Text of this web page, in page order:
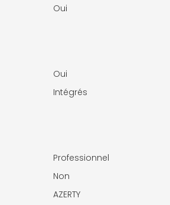
Oui
Oui
Intégrés
Professionnel
Non
AZERTY